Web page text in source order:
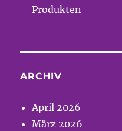
Produkten
ARCHIV
April 2026
März 2026